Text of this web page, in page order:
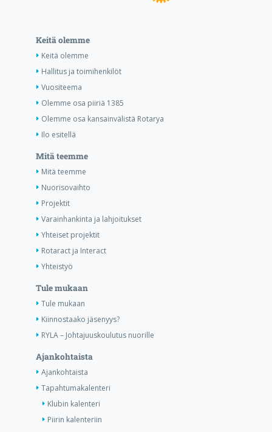
Keitä olemme
Keitä olemme
Hallitus ja toimihenkilöt
Vuositeema
Olemme osa piiriä 1385
Olemme osa kansainvälistä Rotarya
Ilo esitellä
Mitä teemme
Mitä teemme
Nuorisovaihto
Projektit
Varainhankinta ja lahjoitukset
Yhteiset projektit
Rotaract ja Interact
Yhteistyö
Tule mukaan
Tule mukaan
Kiinnostaako jäsenyys?
RYLA – Johtajuuskoulutus nuorille
Ajankohtaista
Ajankohtaista
Tapahtumakalenteri
Klubin kalenteri
Piirin kalenteriin